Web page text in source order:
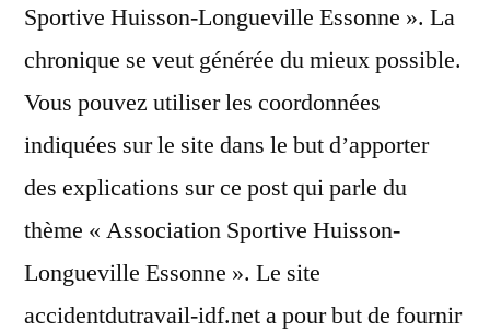
Sportive Huisson-Longueville Essonne ». La
chronique se veut générée du mieux possible.
Vous pouvez utiliser les coordonnées
indiquées sur le site dans le but d’apporter
des explications sur ce post qui parle du
thème « Association Sportive Huisson-
Longueville Essonne ». Le site
accidentdutravail-idf.net a pour but de fournir